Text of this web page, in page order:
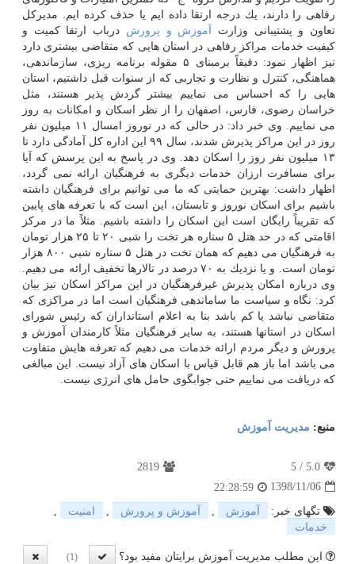
رفاهی را دارند، یك درجه ارتقا داده ایم یا حذف كرده ایم. مدیركل
تعاون و پشتیبانی وزارت
آموزش و پرورش درباب ارتقا كمیت و
كیفیت خدمات مراكز رفاهی در استان هایی كه متقاضی بیشتری دارد
نیز اظهار نمود: دقیقاً برمبنای ۵ مقوله برنامه ریزی، سازماندهی،
هماهنگی، كنترل و نظارت و تجاربی كه از سنوات قبل داشتیم، استان
هایی را كه احساس می نماییم بیشتر گردش پذیر هستند، مثل
خراسان رضوی، فارس، اصفهان را از نظر اسكان و امكانات به روز
می نماییم. وی خبر داد: در حالی كه در نوروز امسال ۱۱ میلیون نفر
روز در این مراكز پذیرش شدند، سال ۹۹ این اداره كل آمادگی دارد تا
۱۳ میلیون نفر روز را اسكان دهد. وی در پاسخ به این پرسش كه آیا
برای مسافرت ارزان خدمات دیگری به فرهنگیان ارائه نمی گردد،
اظهار داشت: بهترین حمایتی كه ما می توانیم برای فرهنگیان داشته
باشیم برای اسكان نوروز و تابستان، این است كه با تعرفه های پایین
كه تقریباً رایگان است این اسكان را داشته باشیم. مثلاً ما در مركز
اقامتی كه در حد هتل ۵ ستاره هر تخت را شبی ۲۰ تا ۲۵ هزار تومان
به فرهنگیان می دهیم كه همان تخت در هتل ۵ ستاره شبی ۸۰۰ هزار
تومان است. و یا نزدیك به ۷۰ درصد در تالارها تخفیف ارائه می دهیم.
وی درباره امكان پذیرش غیرفرهنگیان در این مراكز اسكان نیز بیان
كرد: نگاه و سیاست ما ساماندهی فرهنگیان است اما در مراكزی كه
متقاضی نباشد یا كم باشد بنا به اعلام استانداران كه رئیس شورای
اسكان در استانها هستند، به سایر فرهنگیان مثلاً كارمندان آموزش و
پرورش و دیگر مردم ارائه خدمات می دهیم كه تعرفه هایش متفاوت
می باشد اما باز هم قابل قیاس با اسكان های آزاد نیست. این مبالغی
كه دریافت می نماییم حتی جوابگوی حامل های انرژی نیست.
منبع: مدیریت آموزش
5.0
/
5
2819
1398/11/06
22:28:59
تگهای خبر:
آموزش , آموزش و پرورش , امنیت
,
خدمات
این مطلب مدیریت آموزش برایتان مفید بود؟
(1)